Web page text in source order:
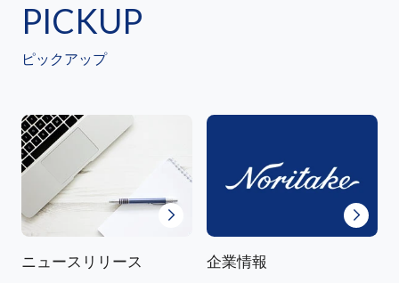
PICKUP
ピックアップ
ニュースリリース 企業情報